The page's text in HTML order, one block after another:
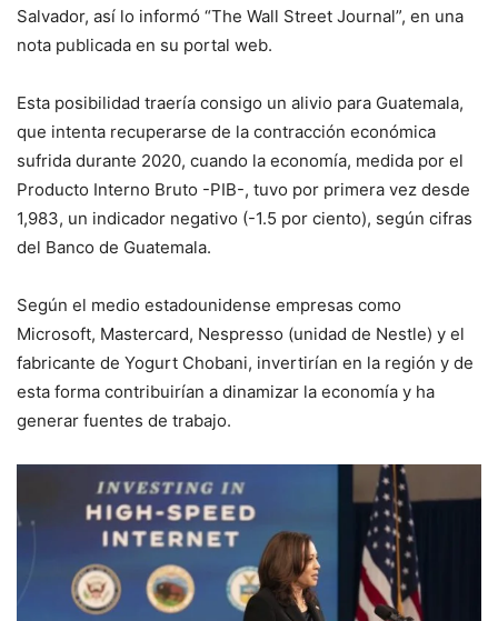
Salvador, así lo informó “The Wall Street Journal”, en una
nota publicada en su portal web.
Esta posibilidad traería consigo un alivio para Guatemala,
que intenta recuperarse de la contracción económica
sufrida durante 2020, cuando la economía, medida por el
Producto Interno Bruto -PIB-, tuvo por primera vez desde
1,983, un indicador negativo (-1.5 por ciento), según cifras
del Banco de Guatemala.
Según el medio estadounidense empresas como
Microsoft, Mastercard, Nespresso (unidad de Nestle) y el
fabricante de Yogurt Chobani, invertirían en la región y de
esta forma contribuirían a dinamizar la economía y ha
generar fuentes de trabajo.